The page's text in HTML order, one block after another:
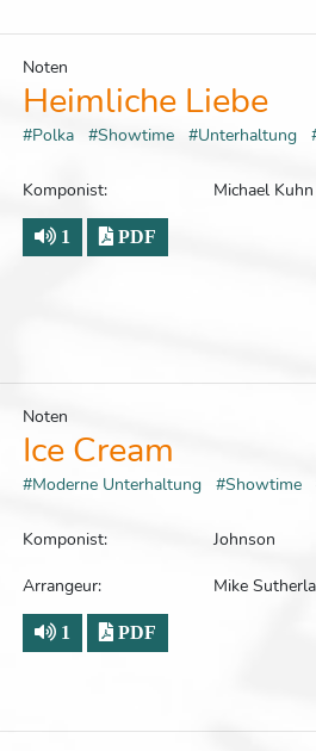
Noten
Heimliche Liebe
#Polka #Showtime #Unterhaltung
Komponist: Michael Kuhn
1 PDF
Noten
Ice Cream
#Moderne Unterhaltung #Showtime
Komponist:
Johnson
Arrangeur:
Mike
1 PDF